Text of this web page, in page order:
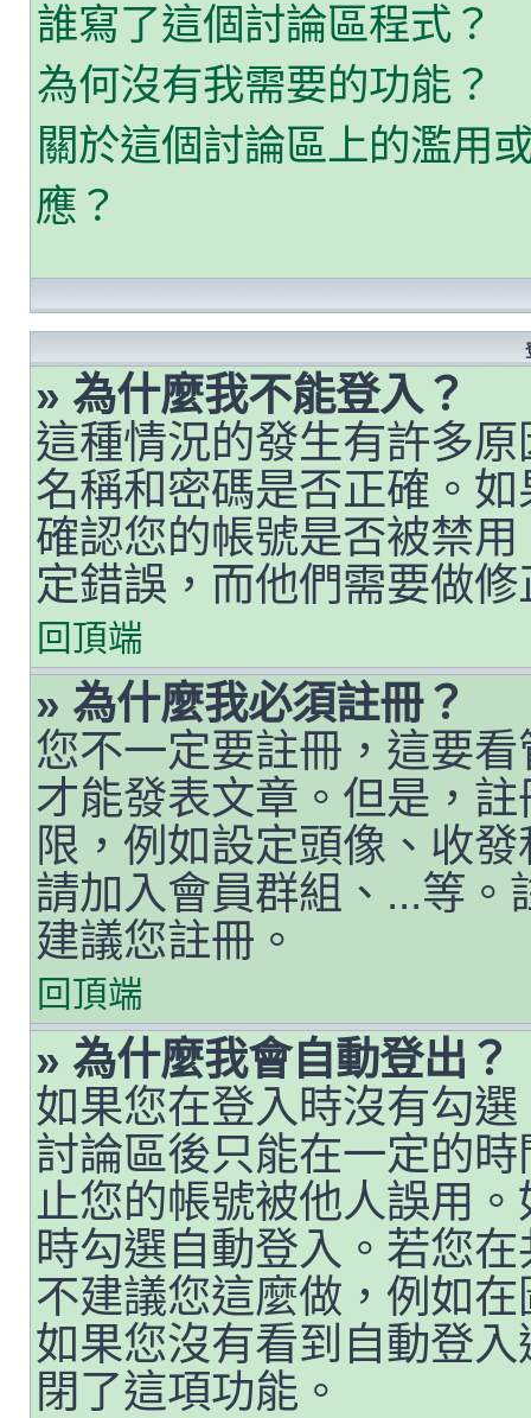
誰寫了這個討論區程式？
為何沒有我需要的功能？
關於這個討論區上的濫用
應？
» 為什麼我不能登入？
這種情況的發生有許多
名稱和密碼是否正確。
確認您的帳號是否被禁
定錯誤，而他們需要做修
回頂端
» 為什麼我必須註冊？
您不一定要註冊，這要
才能發表文章。但是，
限，例如設定頭像、收
請加入會員群組、...等
建議您註冊。
回頂端
» 為什麼我會自動登出？
如果您在登入時沒有勾選
討論區後只能在一定的
止您的帳號被他人誤用
時勾選自動登入。若您
不建議您這麼做，例如
如果您沒有看到自動登
閉了這項功能。